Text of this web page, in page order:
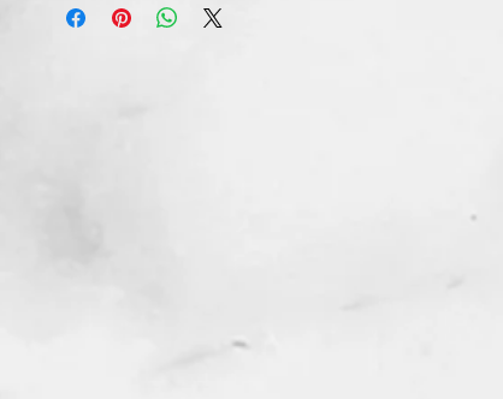
ทางบริษัท ไม่มีนโยบายการรับ เปลี่ยน/คืน สินค้า ทุกรณี